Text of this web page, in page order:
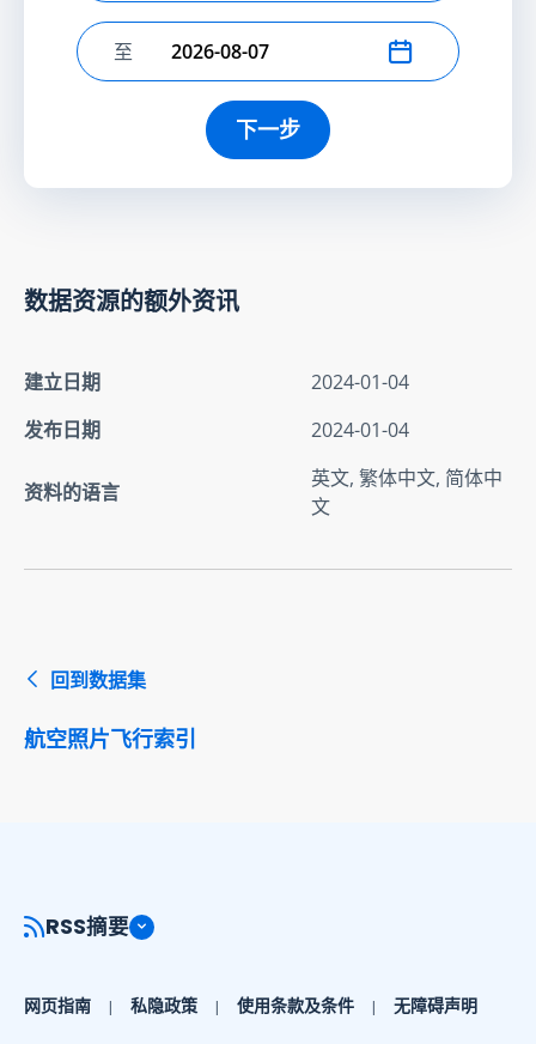
选择结束日期
至
下一步
数据资源的额外资讯
建立日期
2024-01-04
发布日期
2024-01-04
资料的语言
英文, 繁体中文, 简体中
文
回到数据集
航空照片飞行索引
RSS摘要
网页指南 私隐政策 使用条款及条件 无障碍声明